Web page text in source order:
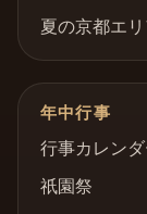
夏の京都エリ
年中行事
行事カレンダ
祇園祭